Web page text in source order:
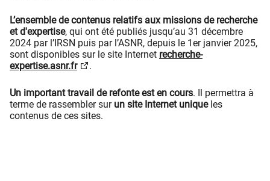
L’ensemble de contenus relatifs aux missions de recherche
et d'expertise, qui ont été publiés jusqu’au 31 décembre
2024 par l’IRSN puis par l’ASNR, depuis le 1er janvier 2025,
sont disponibles sur le site Internet recherche-
expertise.asnr.fr
.
Un important travail de refonte est en cours. Il permettra à
terme de rassembler sur un site Internet uniqueles
contenus de ces sites.